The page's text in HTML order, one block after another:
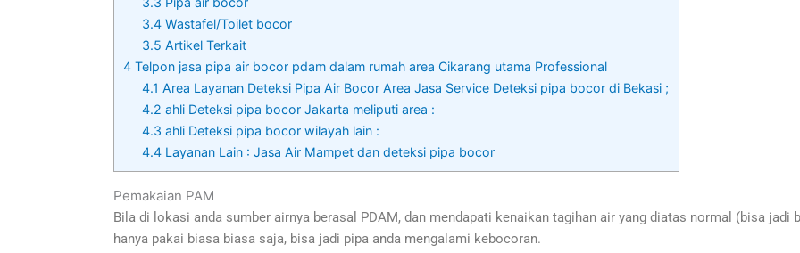
3.4 Wastafel/Toilet bocor
3.5 Artikel Terkait
4 Telpon jasa pipa air bocor pdam dalam rumah area Cikarang utama Professional
4.1 Area Layanan Deteksi Pipa Air Bocor Area Jasa Service Deteksi pipa bocor di Bekasi ;
4.2 ahli Deteksi pipa bocor Jakarta meliputi area :
4.3 ahli Deteksi pipa bocor wilayah lain :
4.4 Layanan Lain : Jasa Air Mampet dan deteksi pipa bocor
Pemakaian PAM
Bila di lokasi anda sumber airnya berasal PDAM, dan mendapati kenaikan tagihan air yang diatas normal (bisa jadi
hanya pakai biasa biasa saja, bisa jadi pipa anda mengalami kebocoran.